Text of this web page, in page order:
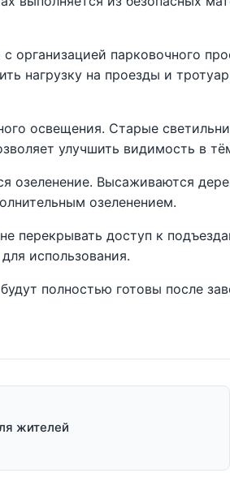
организацией парковочного
нагрузку на проезды и
освещения. Старые
улучшить видимость в
озеленение. Высаживаются
озеленением.
перекрывать доступ к
использования.
полностью готовы после
жителей